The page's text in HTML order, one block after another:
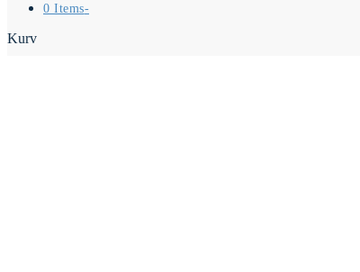
0 Items-
Kurv